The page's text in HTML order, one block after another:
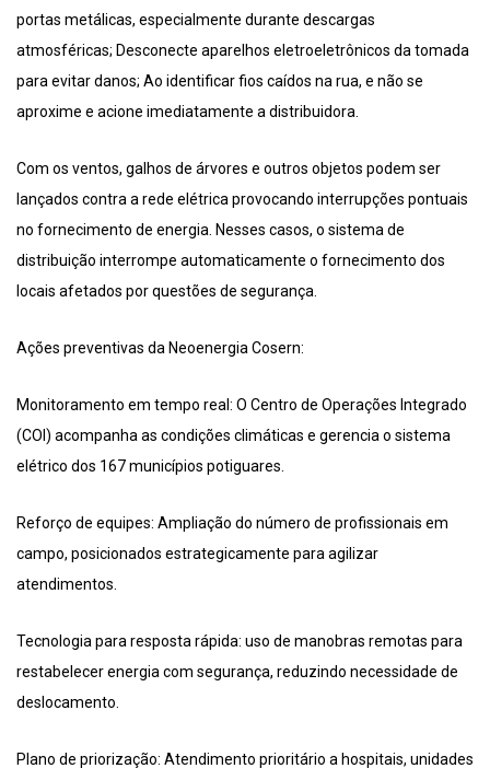
portas metálicas, especialmente durante descargas
atmosféricas; Desconecte aparelhos eletroeletrônicos da tomada
para evitar danos; Ao identificar fios caídos na rua, e não se
aproxime e acione imediatamente a distribuidora.
Com os ventos, galhos de árvores e outros objetos podem ser
lançados contra a rede elétrica provocando interrupções pontuais
no fornecimento de energia. Nesses casos, o sistema de
distribuição interrompe automaticamente o fornecimento dos
locais afetados por questões de segurança.
Ações preventivas da Neoenergia Cosern:
Monitoramento em tempo real: O Centro de Operações Integrado
(COI) acompanha as condições climáticas e gerencia o sistema
elétrico dos 167 municípios potiguares.
Reforço de equipes: Ampliação do número de profissionais em
campo, posicionados estrategicamente para agilizar
atendimentos.
Tecnologia para resposta rápida: uso de manobras remotas para
restabelecer energia com segurança, reduzindo necessidade de
deslocamento.
Plano de priorização: Atendimento prioritário a hospitais, unidades